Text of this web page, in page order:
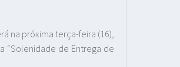
na próxima terça-feira (16),
“Solenidade de Entrega de